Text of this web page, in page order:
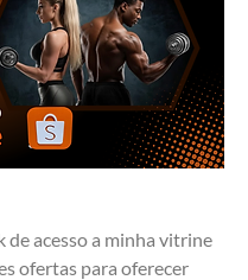
acesso a minha vitrine
ofertas para oferecer